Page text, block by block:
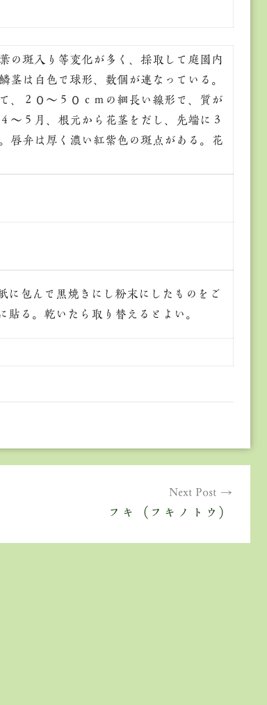
の斑入り等変化が多く、採取して庭園内
茎は白色で球形、数個が連なっている。
、２０～５０ｃｍの細長い線形で、質が
～５月、根元から花茎をだし、先端に３
唇弁は厚く濃い紅紫色の斑点がある。花
に包んで黒焼きにし粉末にしたものをご
る。乾いたら取り替えるとよい。
Next Post
フキ（フキノトウ）